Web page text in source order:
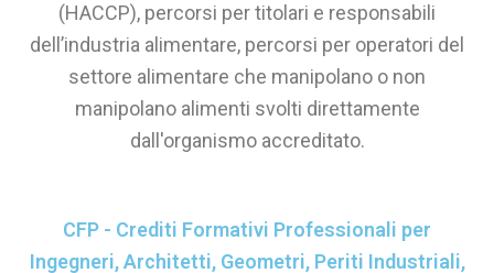
(HACCP), percorsi per titolari e responsabili
dell’industria alimentare, percorsi per operatori del
settore alimentare che manipolano o non
manipolano alimenti svolti direttamente
dall'organismo accreditato.
CFP - Crediti Formativi Professionali per
Ingegneri, Architetti, Geometri, Periti Industriali,